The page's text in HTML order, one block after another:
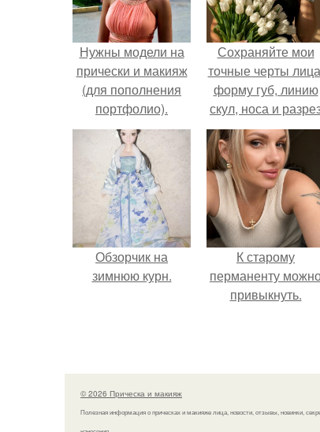
Нужны модели на
прически и макияж
(для пополнения
портфолио).
Сохраняйте мои
точные черты
форму губ, линию
скул, носа и
глаз.
Обзорчик на
зимнюю курн.
К старому
перманенту
привыкнуть.
© 2026 Прическа и макияж
Полезная информация о прическах и макияже лица, новости, отзывы, новинки,